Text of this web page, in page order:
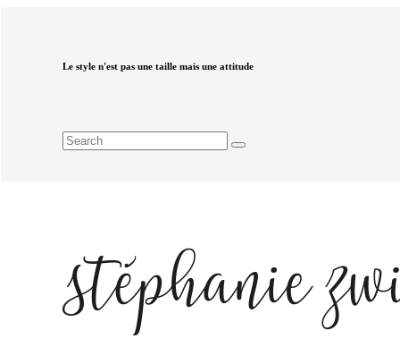
Le style n'est pas une taille mais une attitude